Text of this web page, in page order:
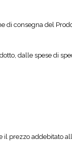
di consegna del
dalle spese di
il prezzo addebitato